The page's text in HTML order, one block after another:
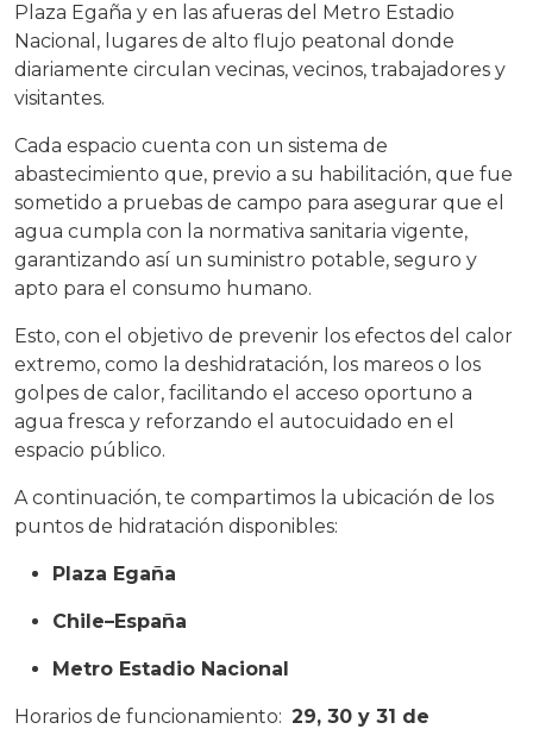
Plaza Egaña y en las afueras del Metro Estadio
Nacional, lugares de alto flujo peatonal donde
diariamente circulan vecinas, vecinos, trabajadores y
visitantes.
Cada espacio cuenta con un sistema de
abastecimiento que, previo a su habilitación, que fue
sometido a pruebas de campo para asegurar que el
agua cumpla con la normativa sanitaria vigente,
garantizando así un suministro potable, seguro y
apto para el consumo humano.
Esto, con el objetivo de prevenir los efectos del calor
extremo, como la deshidratación, los mareos o los
golpes de calor, facilitando el acceso oportuno a
agua fresca y reforzando el autocuidado en el
espacio público.
A continuación, te compartimos la ubicación de los
puntos de hidratación disponibles:
Plaza Egaña
Chile–España
Metro Estadio Nacional
Horarios de funcionamiento: 29, 30 y 31 de